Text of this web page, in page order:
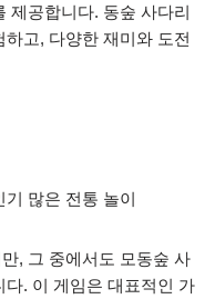
제공합니다. 동숲 사다리
고, 다양한 재미와 도전
많은 전통 놀이
, 그 중에서도 모동숲 사
. 이 게임은 대표적인 가